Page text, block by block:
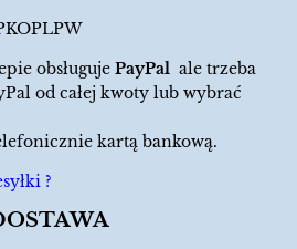
obsługuje PayPal ale trzeba
od całej kwoty lub wybrać
kartą bankową.
?